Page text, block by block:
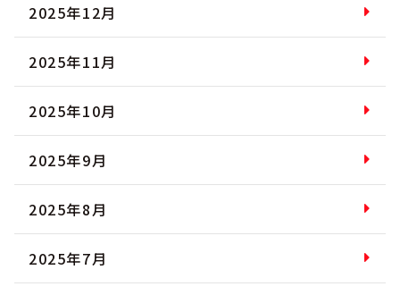
2025年12月
2025年11月
2025年10月
2025年9月
2025年8月
2025年7月